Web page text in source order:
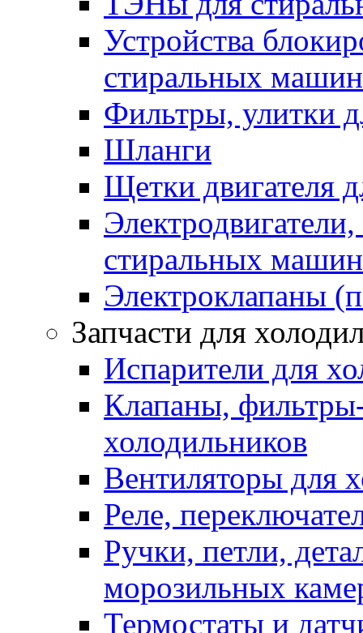
Устройства
стиральных машин
Фильтры, улитки
Шланги
Щетки двигателя
стиральных машин
Электроклапаны
Запчасти для
Испарители для
Клапаны,
холодильников
Вентиляторы для
Реле,
Ручки, петли,
морозильных
Термостаты и